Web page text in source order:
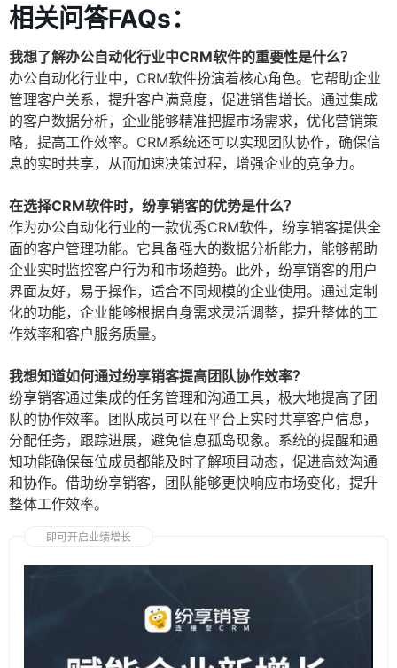
相关问答FAQs：
我想了解办公自动化行业中CRM软件的重要性是什么？
办公自动化行业中，CRM软件扮演着核心角色。它帮助企业
管理客户关系，提升客户满意度，促进销售增长。通过集成
的客户数据分析，企业能够精准把握市场需求，优化营销策
略，提高工作效率。CRM系统还可以实现团队协作，确保信
息的实时共享，从而加速决策过程，增强企业的竞争力。
在选择CRM软件时，纷享销客的优势是什么？
作为办公自动化行业的一款优秀CRM软件，纷享销客提供全
面的客户管理功能。它具备强大的数据分析能力，能够帮助
企业实时监控客户行为和市场趋势。此外，纷享销客的用户
界面友好，易于操作，适合不同规模的企业使用。通过定制
化的功能，企业能够根据自身需求灵活调整，提升整体的工
作效率和客户服务质量。
我想知道如何通过纷享销客提高团队协作效率？
纷享销客通过集成的任务管理和沟通工具，极大地提高了团
队的协作效率。团队成员可以在平台上实时共享客户信息，
分配任务，跟踪进展，避免信息孤岛现象。系统的提醒和通
知功能确保每位成员都能及时了解项目动态，促进高效沟通
和协作。借助纷享销客，团队能够更快响应市场变化，提升
整体工作效率。
即可开启业绩增长